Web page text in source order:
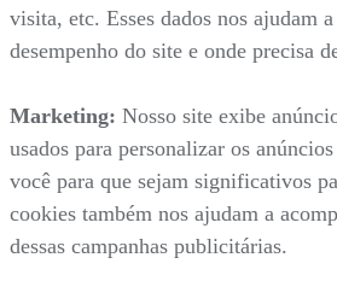
visita, etc. Esses dados nos ajudam
desempenho do site e onde precisa
Marketing: Nosso site exibe
usados para personalizar os
você para que sejam significativos
cookies também nos ajudam a
dessas campanhas publicitárias.